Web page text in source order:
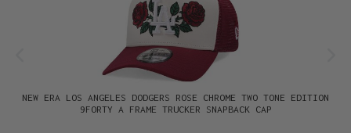
NEW ERA LOS ANGELES DODGERS ROSE CHROME TWO TONE EDITION
9FORTY A FRAME TRUCKER SNAPBACK CAP